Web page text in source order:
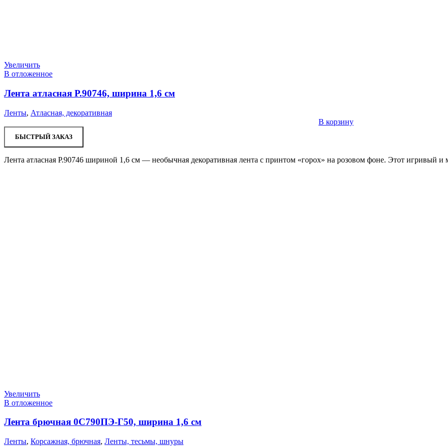
Увеличить
В отложенное
Лента атласная Р.90746, ширина 1,6 см
Ленты, Атласная, декоративная
В корзину
БЫСТРЫЙ ЗАКАЗ
Лента атласная Р.90746 шириной 1,6 см — необычная декоративная лента с принтом «горох» на розовом фоне. Этот игривый и
Увеличить
В отложенное
Лента брючная 0С790ПЭ-Г50, ширина 1,6 см
Ленты, Корсажная, брючная, Ленты, тесьмы, шнуры